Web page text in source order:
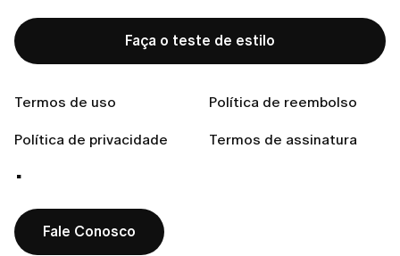
Faça o teste de estilo
Termos de uso Política de reembolso
Política de privacidade Termos de assinatura
Preciso pagar pelo frete de devolução?
Fale Conosco